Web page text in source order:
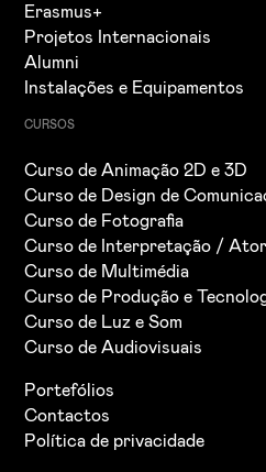
Erasmus+
Projetos Internacionais
Alumni
Instalações e Equipamentos
CURSOS
Curso de Animação 2D e 3D
Curso de Design de
Curso de Fotografia
Curso de Interpretação /
Curso de Multimédia
Curso de Produção e
Curso de Luz e Som
Curso de Audiovisuais
Portefólios
Contactos
Política de privacidade